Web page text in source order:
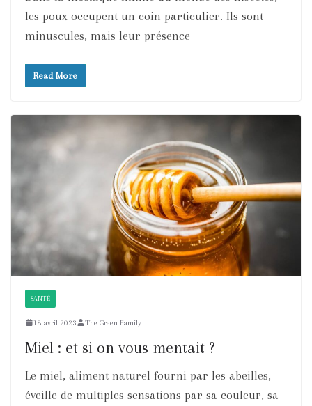
les poux occupent un coin particulier. Ils sont
minuscules, mais leur présence
Read More
SANTÉ
18 avril 2023 The Green Family
Miel : et si on vous mentait ?
Le miel, aliment naturel fourni par les abeilles,
éveille de multiples sensations par sa couleur, sa